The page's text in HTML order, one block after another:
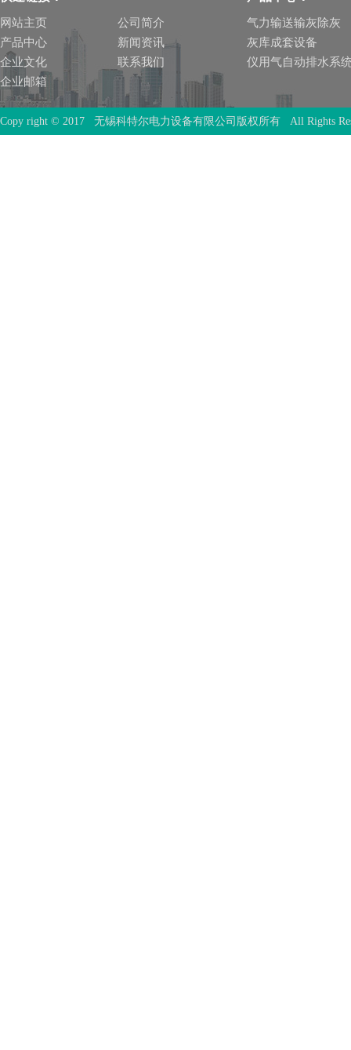
网站主页
公司简介
产品中心
新闻资讯
企业文化
联系我们
企业邮箱
气力输送输灰除灰
灰库成套设备
仪用气自动排水系
Copy right © 2017 无锡科特尔电力设备有限公司版权所有 All Rights